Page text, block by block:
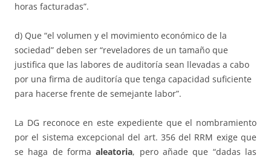
horas facturadas”.
d) Que “el volumen y el movimiento económico de la
sociedad” deben ser “reveladores de un tamaño que
justifica que las labores de auditoría sean llevadas a cabo
por una firma de auditoría que tenga capacidad suficiente
para hacerse frente de semejante labor”.
La DG reconoce en este expediente que el nombramiento
por el sistema excepcional del art. 356 del RRM exige que
se haga de formaaleatoria, pero añade que “dadas las